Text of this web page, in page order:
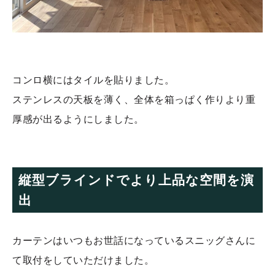
コンロ横にはタイルを貼りました。
ステンレスの天板を薄く、全体を箱っぱく作りより重
厚感が出るようにしました。
縦型ブラインドでより上品な空間を演
出
カーテンはいつもお世話になっているスニッグさんに
て取付をしていただけました。